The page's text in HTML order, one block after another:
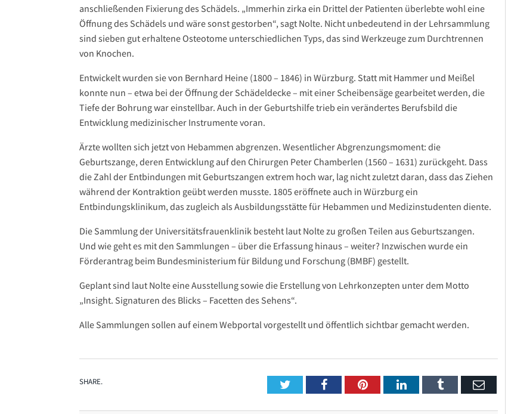
anschließenden Fixierung des Schädels. „Immerhin zirka ein Drittel der Patienten überlebte wohl eine
Öffnung des Schädels und wäre sonst gestorben“, sagt Nolte. Nicht unbedeutend in der Lehrsammlung
sind sieben gut erhaltene Osteotome unterschiedlichen Typs, das sind Werkzeuge zum Durchtrennen
von Knochen.
Entwickelt wurden sie von Bernhard Heine (1800 – 1846) in Würzburg. Statt mit Hammer und Meißel
konnte nun – etwa bei der Öffnung der Schädeldecke – mit einer Scheibensäge gearbeitet werden, die
Tiefe der Bohrung war einstellbar. Auch in der Geburtshilfe trieb ein verändertes Berufsbild die
Entwicklung medizinischer Instrumente voran.
Ärzte wollten sich jetzt von Hebammen abgrenzen. Wesentlicher Abgrenzungsmoment: die
Geburtszange, deren Entwicklung auf den Chirurgen Peter Chamberlen (1560 – 1631) zurückgeht. Dass
die Zahl der Entbindungen mit Geburtszangen extrem hoch war, lag nicht zuletzt daran, dass das Ziehen
während der Kontraktion geübt werden musste. 1805 eröffnete auch in Würzburg ein
Entbindungsklinikum, das zugleich als Ausbildungsstätte für Hebammen und Medizinstudenten diente.
Die Sammlung der Universitätsfrauenklinik besteht laut Nolte zu großen Teilen aus Geburtszangen.
Und wie geht es mit den Sammlungen – über die Erfassung hinaus – weiter? Inzwischen wurde ein
Förderantrag beim Bundesministerium für Bildung und Forschung (BMBF) gestellt.
Geplant sind laut Nolte eine Ausstellung sowie die Erstellung von Lehrkonzepten unter dem Motto
„Insight. Signaturen des Blicks – Facetten des Sehens“.
Alle Sammlungen sollen auf einem Webportal vorgestellt und öffentlich sichtbar gemacht werden.
SHARE. TwitterFacebookPinterestLinkedInTumblr Email